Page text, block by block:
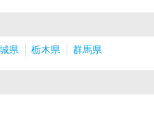
県 栃木県 群馬県